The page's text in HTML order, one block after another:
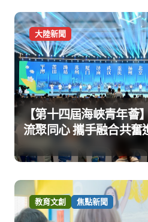
大陸新聞
【第十四屆海峽青年薈
流聚同心 攜手融合共奮
教育文創 焦點新聞